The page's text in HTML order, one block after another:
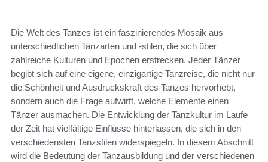
Die Welt des Tanzes ist ein faszinierendes Mosaik aus
unterschiedlichen Tanzarten und -stilen, die sich über
zahlreiche Kulturen und Epochen erstrecken. Jeder Tänzer
begibt sich auf eine eigene, einzigartige Tanzreise, die nicht nur
die Schönheit und Ausdruckskraft des Tanzes hervorhebt,
sondern auch die Frage aufwirft, welche Elemente einen
Tänzer ausmachen. Die Entwicklung der Tanzkultur im Laufe
der Zeit hat vielfältige Einflüsse hinterlassen, die sich in den
verschiedensten Tanzstilen widerspiegeln. In diesem Abschnitt
wird die Bedeutung der Tanzausbildung und der verschiedenen